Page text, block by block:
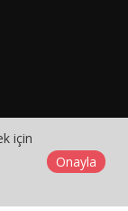
için
Onayla